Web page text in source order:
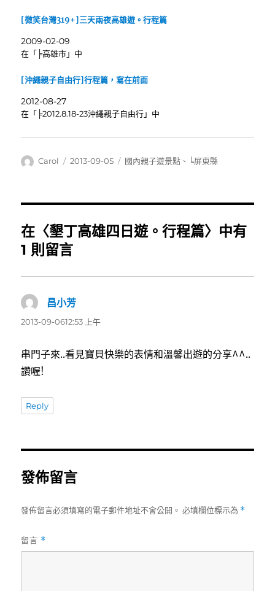
[微笑台灣319+]三天兩夜高雄遊。行程篇
2009-02-09
在「╞高雄市」中
[沖繩親子自由行]行程篇，寫在前面
2012-08-27
在「╞2012.8.18-23沖繩親子自由行」中
作
Carol
發
2013-09-05
分
國內親子遊景點 、 ╘屏東縣
在〈墾丁高雄四日遊。行程篇〉中有
1 則留言
昌小芳
示:
2013-09-0612:53 上午
串門子來..看見寶貝快樂的表情和溫馨出遊的分享^^..
讚喔!
Reply
發佈留言
發佈留言必須填寫的電子郵件地址不會公開。 必填欄位標示為 *
留言 *